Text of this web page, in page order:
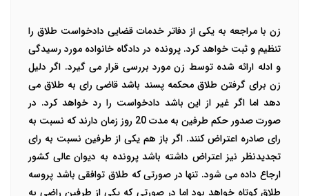
زن با مراجعه به یکی از دفاتر خدمات قضایی دادخواست طلاق را
تنظیم و ثبت خواهد کرد. پرونده در دادگاه خانواده مورد رسیدگی
و ادله ارائه شده توسط زن مورد بررسی قرار می گیرد. اگر دلیل
زن برای گرفتن طلاق محکمه پسند باشد قاضی رای به طلاق می
دهد اما اگر غیر از این باشد دادخواست را رد خواهد کرد. در
صورت صدور حکم طرفین به مدت 20 روز زمان دارند که نسبت به
رای صادره اعتراض کنند. اگر باز هم یکی از طرفین نسبت به رای
تجدیدنظر نیز اعتراض داشته باشد پرونده به دیوان عالی کشور
ارجاع داده می شود. تنها در صورتی که طلاق توافقی باشد پروسه
طلاق کوتاه خواهد بود اما در صورتی که یکی از طرفین راضی به